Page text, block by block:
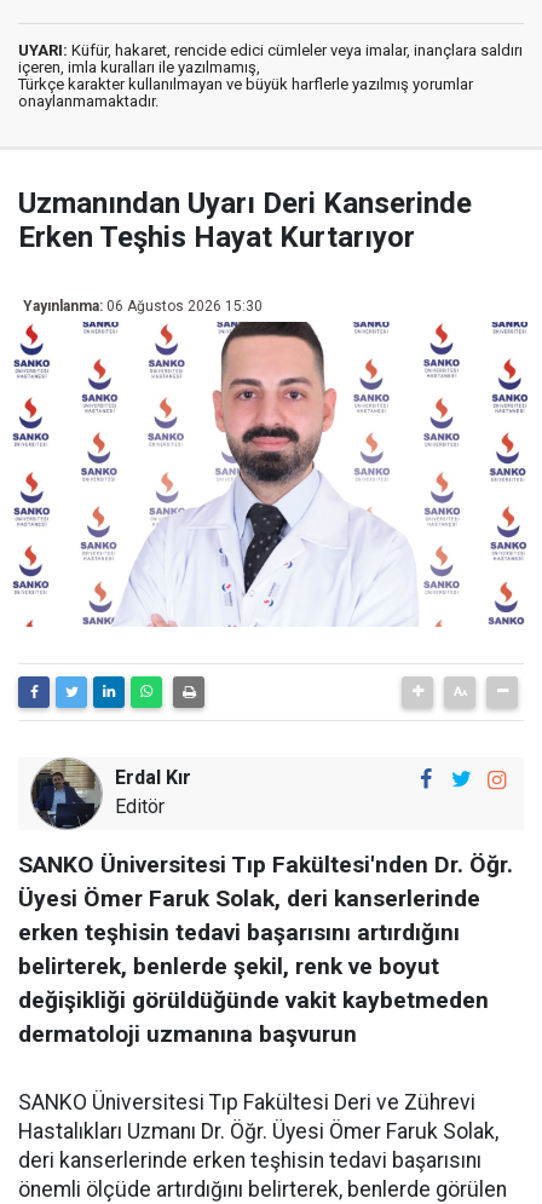
UYARI: Küfür, hakaret, rencide edici cümleler veya imalar, inançlara saldırı
içeren, imla kuralları ile yazılmamış,
Türkçe karakter kullanılmayan ve büyük harflerle yazılmış yorumlar
onaylanmamaktadır.
Uzmanından Uyarı Deri Kanserinde
Erken Teşhis Hayat Kurtarıyor
Yayınlanma: 06 Ağustos 2026 15:30
Erdal Kır
Editör
SANKO Üniversitesi Tıp Fakültesi'nden Dr. Öğr.
Üyesi Ömer Faruk Solak, deri kanserlerinde
erken teşhisin tedavi başarısını artırdığını
belirterek, benlerde şekil, renk ve boyut
değişikliği görüldüğünde vakit kaybetmeden
dermatoloji uzmanına başvurun
SANKO Üniversitesi Tıp Fakültesi Deri ve Zührevi
Hastalıkları Uzmanı Dr. Öğr. Üyesi Ömer Faruk Solak,
deri kanserlerinde erken teşhisin tedavi başarısını
önemli ölçüde artırdığını belirterek, benlerde görülen